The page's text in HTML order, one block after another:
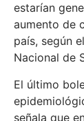
estarían
aumento de
país, según
Nacional de
El último
señala que